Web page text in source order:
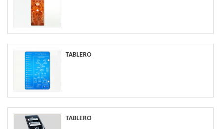
TABLERO
TABLERO